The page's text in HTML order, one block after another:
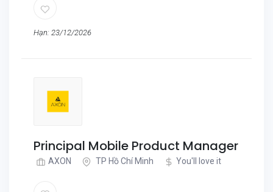
Hạn: 23/12/2026
Principal Mobile Product Manager
AXON TP Hồ Chí Minh You'll love it